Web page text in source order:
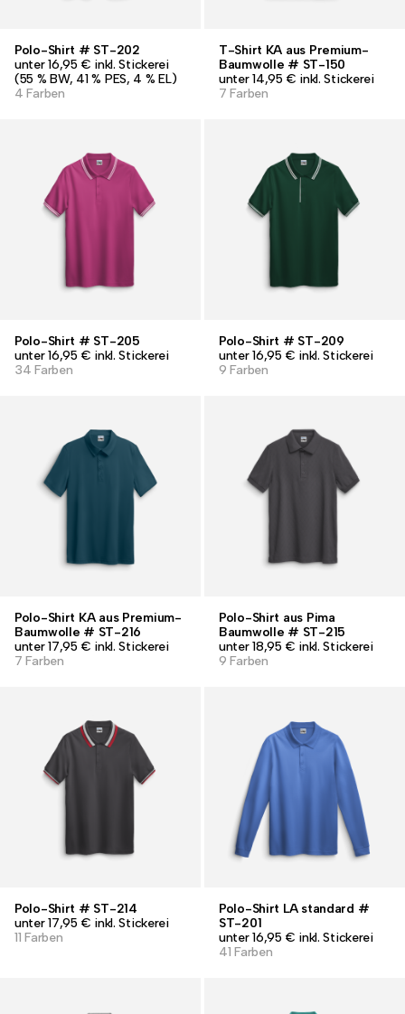
Polo-Shirt # ST-202
unter 16,95 € inkl. Stickerei
(55 % BW, 41 % PES, 4 % EL)
4 Farben
T-Shirt KA aus Premium-
Baumwolle # ST-150
unter 14,95 € inkl. Stickerei
7 Farben
Polo-Shirt # ST-205
unter 16,95 € inkl. Stickerei
34 Farben
Polo-Shirt # ST-209
unter 16,95 € inkl. Stickerei
9 Farben
Polo-Shirt KA aus Premium-
Baumwolle # ST-216
unter 17,95 € inkl. Stickerei
7 Farben
Polo-Shirt aus Pima
Baumwolle # ST-215
unter 18,95 € inkl. Stickerei
9 Farben
Polo-Shirt # ST-214
unter 17,95 € inkl. Stickerei
11 Farben
Polo-Shirt LA standard #
ST-201
unter 16,95 € inkl. Stickerei
41 Farben